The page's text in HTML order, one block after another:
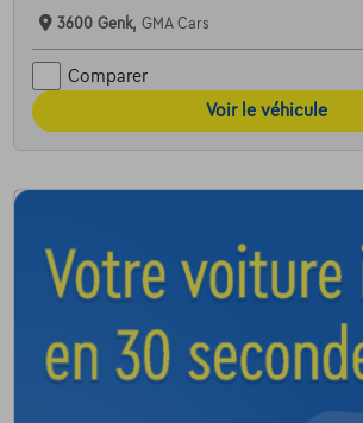
3600 Genk, GMA Cars
Comparer
Voir le véhicule